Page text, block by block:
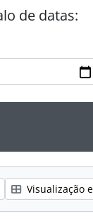
de datas:
Visualização